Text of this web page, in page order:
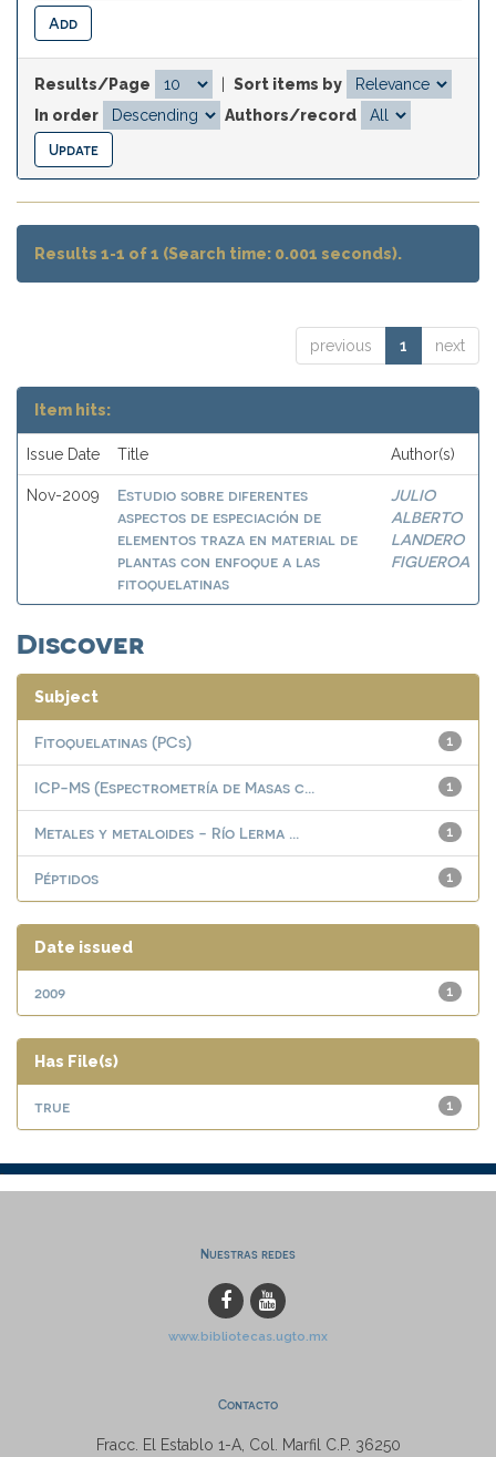
Results/Page
Sort items by
In order
Authors/record
Results 1-1 of 1 (Search time: 0.001 seconds).
previous 1 next
Item hits:
Issue Date Title Author(s)
Nov-2009
Estudio sobre diferentes
aspectos de especiación de
elementos traza en material de
plantas con enfoque a las
fitoquelatinas
JULIO
ALBERTO
LANDERO
FIGUEROA
Discover
Subject
1
Fitoquelatinas (PCs)
1
ICP-MS (Espectrometría de Masas c...
1
Metales y metaloides - Río Lerma ...
1
Péptidos
Date issued
1
2009
Has File(s)
1
true
Nuestras redes
www.bibliotecas.ugto.mx
Contacto
Fracc. El Establo 1-A, Col. Marfil C.P. 36250